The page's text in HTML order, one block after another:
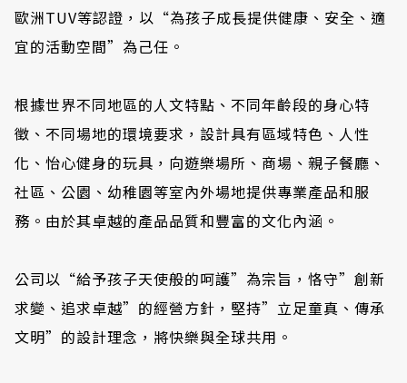
歐洲TUV等認證，以“為孩子成長提供健康、安全、適
宜的活動空間”為己任。
根據世界不同地區的人文特點、不同年齡段的身心特
徵、不同場地的環境要求，設計具有區域特色、人性
化、怡心健身的玩具，向遊樂場所、商場、親子餐廳、
社區、公園、幼稚園等室內外場地提供專業產品和服
務。由於其卓越的產品品質和豐富的文化內涵。
公司以“給予孩子天使般的呵護”為宗旨，恪守”創新
求變、追求卓越”的經營方針，堅持”立足童真、傳承
文明”的設計理念，將快樂與全球共用。